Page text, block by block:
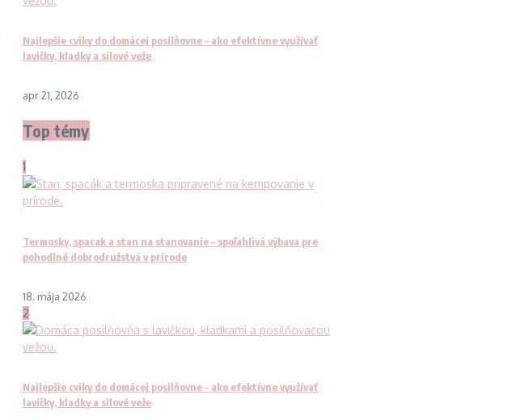
Najlepšie cviky do domácej posilňovne – ako efektívne využívať
lavičky, kladky a silové veže
apr 21, 2026
Top témy
1
Termosky, spacak a stan na stanovanie – spoľahlivá výbava pre
pohodlné dobrodružstvá v prírode
18. mája 2026
2
Najlepšie cviky do domácej posilňovne – ako efektívne využívať
lavičky, kladky a silové veže